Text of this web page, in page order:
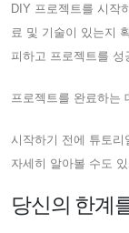
DIY 프로젝트를 시작
료 및 기술이 있는지
피하고 프로젝트를 성
프로젝트를 완료하는
시작하기 전에 튜토리
자세히 알아볼 수도 있
당신의 한계